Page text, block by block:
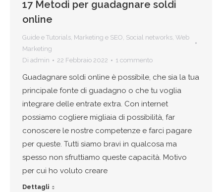
17 Metodi per guadagnare soldi
online
Guide e Tutorials, Marketing e SEO, Social networks, Web
Marketing
Di admin 22 Febbraio 2022 1 commento
Guadagnare soldi online è possibile, che sia la tua
principale fonte di guadagno o che tu voglia
integrare delle entrate extra. Con internet
possiamo cogliere migliaia di possibilità, far
conoscere le nostre competenze e farci pagare
per queste. Tutti siamo bravi in qualcosa ma
spesso non sfruttiamo queste capacità. Motivo
per cui ho voluto creare
Dettagli